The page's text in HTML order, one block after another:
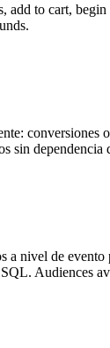
to cart,
sin dependencia
nivel de
Audiences